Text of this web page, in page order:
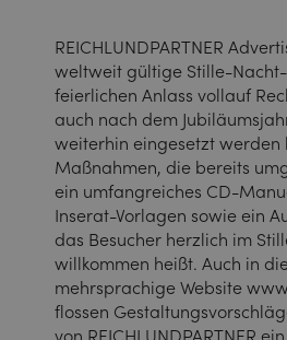
REICHLUNDPARTNER
weltweit gültige Stille-
feierlichen Anlass vollauf
auch nach dem
weiterhin eingesetzt werden
Maßnahmen, die bereits
ein umfangreiches CD-
Inserat-Vorlagen sowie ein
das Besucher herzlich im
willkommen heißt. Auch in
mehrsprachige Website
flossen
von REICHLUNDPARTNER ein.